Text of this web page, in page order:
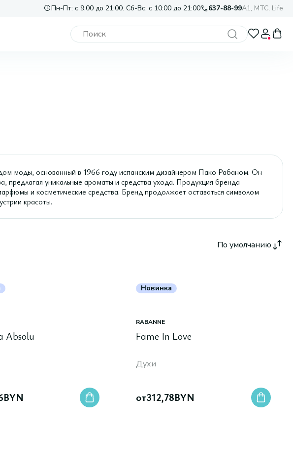
Пн-Пт: с 9:00 до 21:00. Сб-Вс: с 10:00 до 21:00 637-88-99A1, МТС, Life
моды, основанный в 1966 году испанским дизайнером Пако Рабаном. Он
предлагая уникальные ароматы и средства ухода. Продукция бренда
и косметические средства. Бренд продолжает оставаться символом
красоты.
По умолчанию
Absolu
BYN
Новинка
RABANNE
Fame In Love
Духи
от312,78BYN